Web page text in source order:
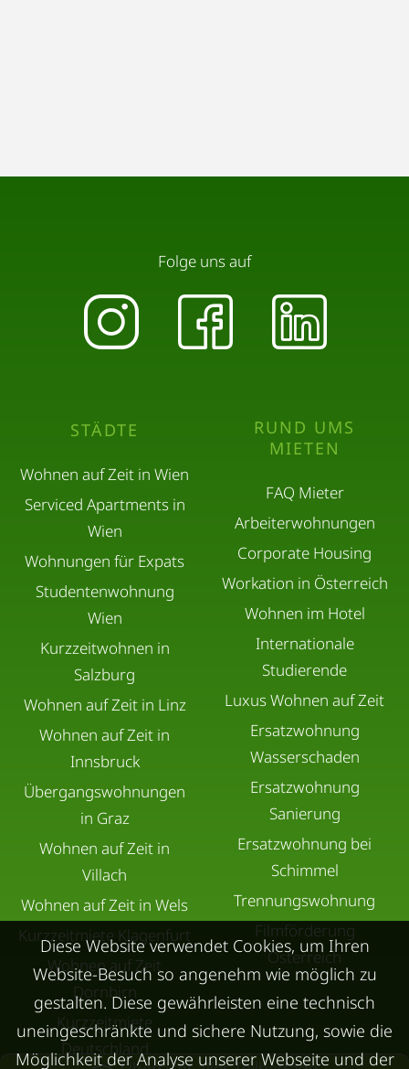
STÄDTE
Wohnen auf Zeit in Wien
Serviced Apartments in
Wien
Wohnungen für Expats
Studentenwohnung
Wien
Kurzzeitwohnen in
Salzburg
Wohnen auf Zeit in Linz
Wohnen auf Zeit in
Innsbruck
Übergangswohnungen
in Graz
Wohnen auf Zeit in
Villach
Wohnen auf Zeit in Wels
Kurzzeitmiete Klagenfurt
Wohnen auf Zeit
Dornbirn
Kurzzeitmiete
Deutschland
RUND UMS
MIETEN
FAQ Mieter
Arbeiterwohnungen
Corporate Housing
Workation in Österreich
Wohnen im Hotel
Internationale
Studierende
Luxus Wohnen auf Zeit
Ersatzwohnung
Wasserschaden
Ersatzwohnung
Sanierung
Ersatzwohnung bei
Schimmel
Trennungswohnung
Filmförderung
Österreich
Folge uns auf
Diese Website verwendet Cookies, um Ihren
Website-Besuch so angenehm wie möglich zu
gestalten. Diese gewährleisten eine technisch
uneingeschränkte und sichere Nutzung, sowie die
Möglichkeit der Analyse unserer Webseite und der